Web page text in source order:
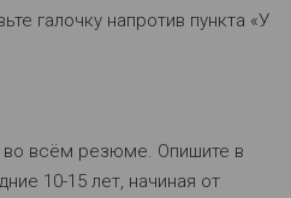
галочку напротив пункта «У
во всём резюме. Опишите в
10-15 лет, начиная от